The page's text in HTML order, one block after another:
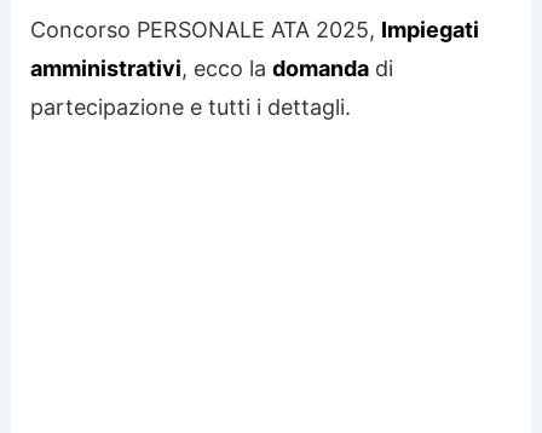
Concorso PERSONALE ATA 2025, Impiegati
amministrativi, ecco ladomanda di
partecipazione e tutti i dettagli.